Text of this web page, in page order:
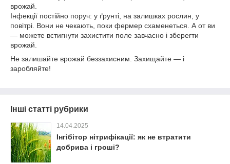
врожай.
Інфекції постійно поруч: у ґрунті, на залишках рослин, у
повітрі. Вони не чекають, поки фермер схаменеться. А от ви
— можете встигнути захистити поле завчасно і зберегти
врожай.
Не залишайте врожай беззахисним. Захищайте — і
заробляйте!
Інші статті рубрики
14.04.2025
Інгібітор нітрифікації: як не втратити
добрива і гроші?